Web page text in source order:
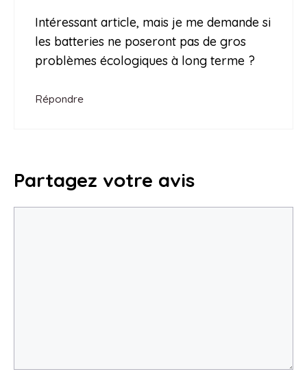
Intéressant article, mais je me demande si
les batteries ne poseront pas de gros
problèmes écologiques à long terme ?
Répondre
Partagez votre avis